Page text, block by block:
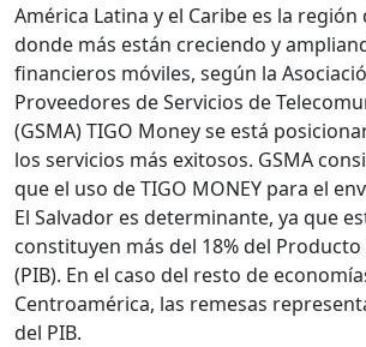
América Latina y el Caribe es la
donde más están creciendo y
financieros móviles, según la
Proveedores de Servicios de
(GSMA) TIGO Money se está
los servicios más exitosos. GSMA
que el uso de TIGO MONEY para el
El Salvador es determinante, ya que
constituyen más del 18% del
(PIB). En el caso del resto de
Centroamérica, las remesas
del PIB.